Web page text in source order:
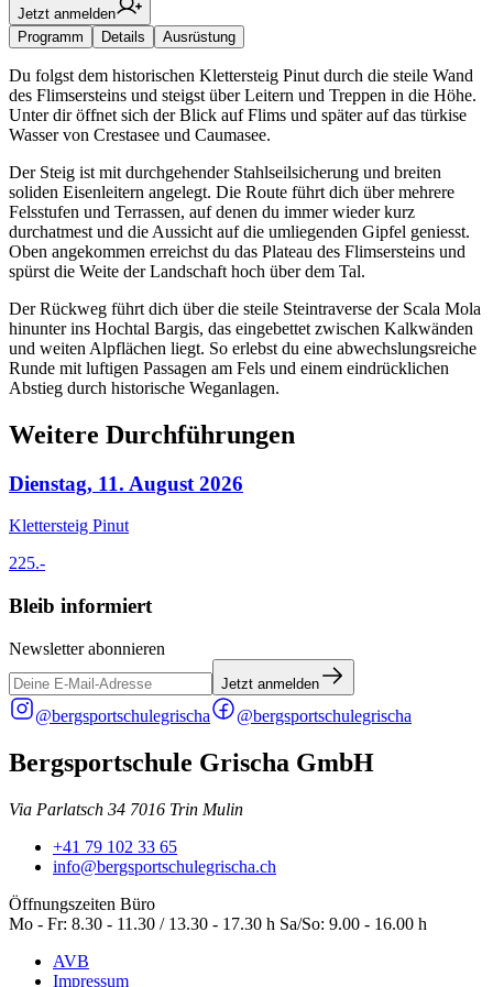
Jetzt anmelden
Programm
Details Ausrüstung
Du folgst dem historischen Klettersteig Pinut durch die steile Wand
des Flimsersteins und steigst über Leitern und Treppen in die Höhe.
Unter dir öffnet sich der Blick auf Flims und später auf das türkise
Wasser von Crestasee und Caumasee.
Der Steig ist mit durchgehender Stahlseilsicherung und breiten
soliden Eisenleitern angelegt. Die Route führt dich über mehrere
Felsstufen und Terrassen, auf denen du immer wieder kurz
durchatmest und die Aussicht auf die umliegenden Gipfel geniesst.
Oben angekommen erreichst du das Plateau des Flimsersteins und
spürst die Weite der Landschaft hoch über dem Tal.
Der Rückweg führt dich über die steile Steintraverse der Scala Mola
hinunter ins Hochtal Bargis, das eingebettet zwischen Kalkwänden
und weiten Alpflächen liegt. So erlebst du eine abwechslungsreiche
Runde mit luftigen Passagen am Fels und einem eindrücklichen
Abstieg durch historische Weganlagen.
Weitere Durchführungen
Dienstag, 11. August 2026
Klettersteig Pinut
225.-
Bleib informiert
Newsletter abonnieren
Jetzt anmelden
@bergsportschulegrischa @bergsportschulegrischa
Bergsportschule Grischa GmbH
Via Parlatsch 34 7016 Trin Mulin
+41 79 102 33 65
info@bergsportschulegrischa.ch
Öffnungszeiten Büro
Mo - Fr: 8.30 - 11.30 / 13.30 - 17.30 h Sa/So: 9.00 - 16.00 h
AVB
Impressum